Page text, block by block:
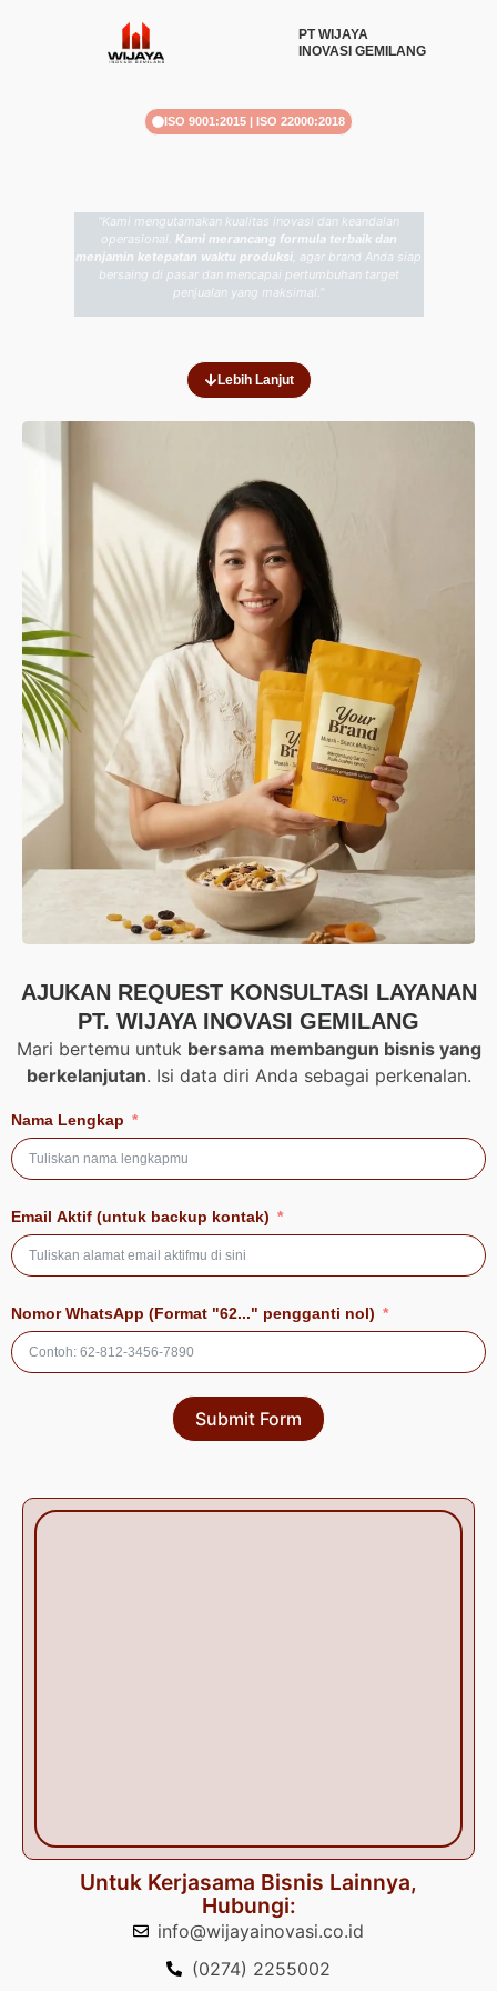
PT WIJAYA
INOVASI GEMILANG
ISO 9001:2015 | ISO 22000:2018
“Kami mengutamakan kualitas inovasi dan keandalan
operasional. Kami merancang formula terbaik dan
menjamin ketepatan waktu produksi , agar brand Anda siap
bersaing di pasar dan mencapai pertumbuhan target
penjualan yang maksimal.”
Lebih Lanjut
AJUKAN REQUEST KONSULTASI LAYANAN
PT. WIJAYA INOVASI GEMILANG
Mari bertemu untuk bersama membangun bisnis yang
berkelanjutan. Isi data diri Anda sebagai perkenalan.
Nama Lengkap
Email Aktif (untuk backup kontak)
Nomor WhatsApp (Format "62..." pengganti nol)
Submit Form
Untuk Kerjasama Bisnis Lainnya,
Hubungi:
info@wijayainovasi.co.id
(0274) 2255002